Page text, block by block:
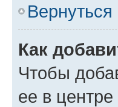
Вернуться
Как
Чтобы
ее в